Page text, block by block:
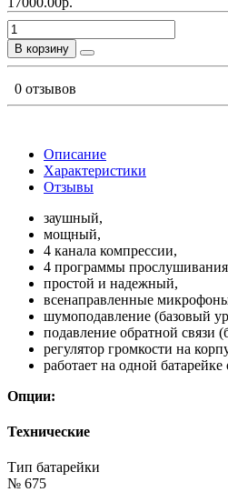
В корзину
0 отзывов
Описание
Характеристики
Отзывы
заушный,
мощный,
4 канала компрессии,
4 программы
простой и надежный,
всенаправленные
шумоподавление (базовый
подавление обратной связи
регулятор громкости на
работает на одной батарейке
Опции:
Технические
Тип батарейки
№ 675